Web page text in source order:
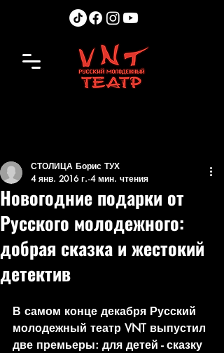
Новогодние подарки от
Русского молодежного:
добрая сказка и жестокий
детектив
СТОЛИЦА Борис ТУХ
4 янв. 2016 г. 4 мин. чтения
В самом конце декабря Русский
молодежный театр VNT выпустил
две премьеры: для детей - сказку